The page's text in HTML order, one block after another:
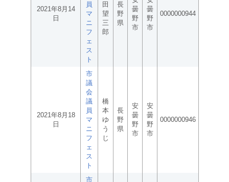
2021年8月14
日
員
マ
ニ
フ
ェ
ス
ト
田
望
三
郎
長
野
県
曇
野
市
曇
野
市
0000000944
2021年8月18
日
市
議
会
議
員
マ
ニ
フ
ェ
ス
ト
橋
本
ゆ
う
じ
長
野
県
安
曇
野
市
安
曇
野
市
0000000946
市